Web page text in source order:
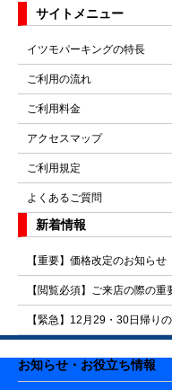
サイトメニュー
イツモパーキングの特長
ご利用の流れ
ご利用料金
アクセスマップ
ご利用規定
よくあるご質問
新着情報
【重要】価格改定のお知ら
【閲覧必須】ご来店の際の重
【緊急】12月29・30日帰り
お知らせ・お役立ち情報